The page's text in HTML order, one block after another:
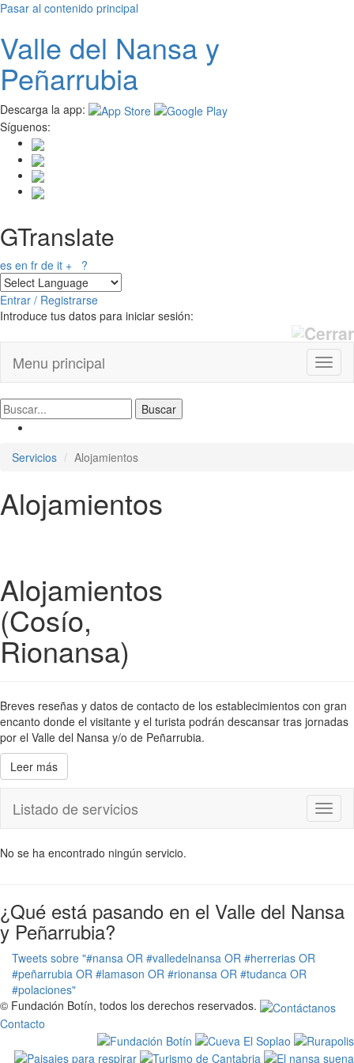
Pasar al contenido principal
Valle del Nansay
Peñarrubia
Descarga la app:
Síguenos:
GTranslate
es en fr de it + ?
Entrar / Registrarse
Introduce tus datos para iniciar sesión:
Menu principal
Servicios Alojamientos
Alojamientos
Alojamientos
(Cosío,
Rionansa)
Breves reseñas y datos de contacto de los establecimientos con gran
encanto donde el visitante y el turista podrán descansar tras jornadas
por el Valle del Nansa y/o de Peñarrubia.
Leer más
Listado de servicios
No se ha encontrado ningún servicio.
¿Qué está pasando en el Valle del Nansa
y Peñarrubia?
Tweets sobre "#nansa OR #valledelnansa OR #herrerias OR
#peñarrubia OR #lamason OR #rionansa OR #tudanca OR
#polaciones"
© Fundación Botín, todos los derechos reservados.
Contacto